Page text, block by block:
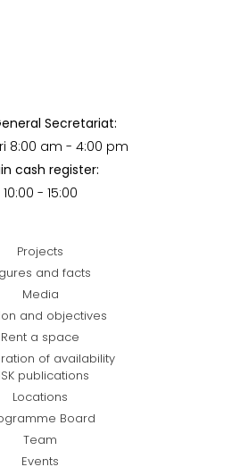
Secretariat:
8:00 am - 4:00 pm
cash register:
10:00 - 15:00
Projects
and facts
Media
and objectives
Rent a space
of availability
publications
Locations
Board
Team
Events